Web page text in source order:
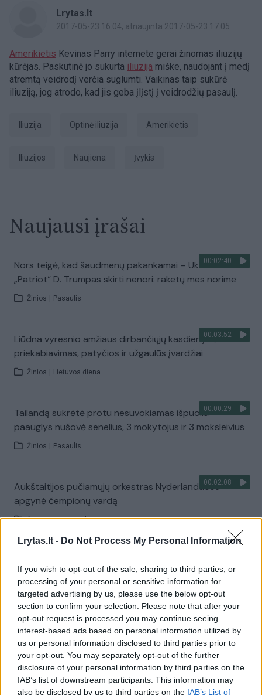
Lrytas.lt - Do Not Process My Personal Information
If you wish to opt-out of the sale, sharing to third parties, or
processing of your personal or sensitive information for
targeted advertising by us, please use the below opt-out
section to confirm your selection. Please note that after your
opt-out request is processed you may continue seeing
interest-based ads based on personal information utilized by
us or personal information disclosed to third parties prior to
your opt-out. You may separately opt-out of the further
disclosure of your personal information by third parties on the
IAB’s list of downstream participants. This information may
also be disclosed by us to third parties on the IAB’s List of
Lrytas.lt
2017-05-23 16:04, atnaujinta 2017-05-23 17:05
Amerikietis Kevinas Parry internete gerai žinomas iliuzijų
kūrėjas. Paskutinė jo sukurta iliuzija miške, naudojant į medį
atremtą veidrodį verčia suglumti. Vaikinas taip sukūrė
iliuziją, jog atrodo, kad jis geba įlįstį į veidrodžių pasaulį.
iliuzija optinė iliuzija amerikietis
iliuzijos naujiena įvykis
Naujausi įrašai
00:02:40
Nors teigė, kad šaudmenų pakankamai – Ukrainai
„Patriot“ D. Trumpas skirti nenori: raketų mes norime
Žinios Pasaulis
00:03:52
Liūdna vyresnio amžiaus dirbančiųjų kasdienybė –
priekabiavimas, patyčios ir užgaulūs įvardžiai
Žinios Lietuvos diena
00:00:29
Tailandą sukrėtė protu nesuvokiamas išpuolis:
paauglys nušovė senelius, 3 mokytojus ir 3 moksleivius
Žinios Pasaulis
00:02:08
Aukštaitijos pučiamųjų orkestras Nyderlanduose
apgynė čempionų vardą
Žinios | Lietuvos diena
Žiūrimiausi įrašai
00:00:30
Vaizdai iš tragiškos avarijos Vilniaus r.: dviejų moterų ir
vaiko gyvybių išgelbėti nepavyko
Žinios | Lietuvos diena